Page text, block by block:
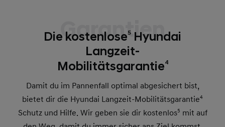
Garantien
Die kostenlose5 Hyundai
Langzeit-
Mobilitätsgarantie4
Damit du im Pannenfall optimal abgesichert bist,
bietet dir die Hyundai Langzeit-Mobilitätsgarantie4
Schutz und Hilfe. Wir geben sie dir kostenlos5 mit auf